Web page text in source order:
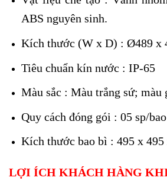
ABS nguyên sinh.
Kích thước (W x D) : Ø489 x
Tiêu chuẩn kín nước : IP-65
Màu sắc : Màu trắng sứ; màu
Quy cách đóng gói : 05 sp/
Kích thước bao bì : 495 x 495
LỢI ÍCH KHÁCH HÀNG